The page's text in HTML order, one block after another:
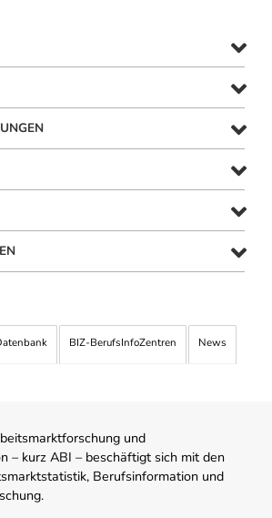
BIZ-BerufsInfoZentren News
und
– kurz ABI – beschäftigt sich mit den
Berufsinformation und